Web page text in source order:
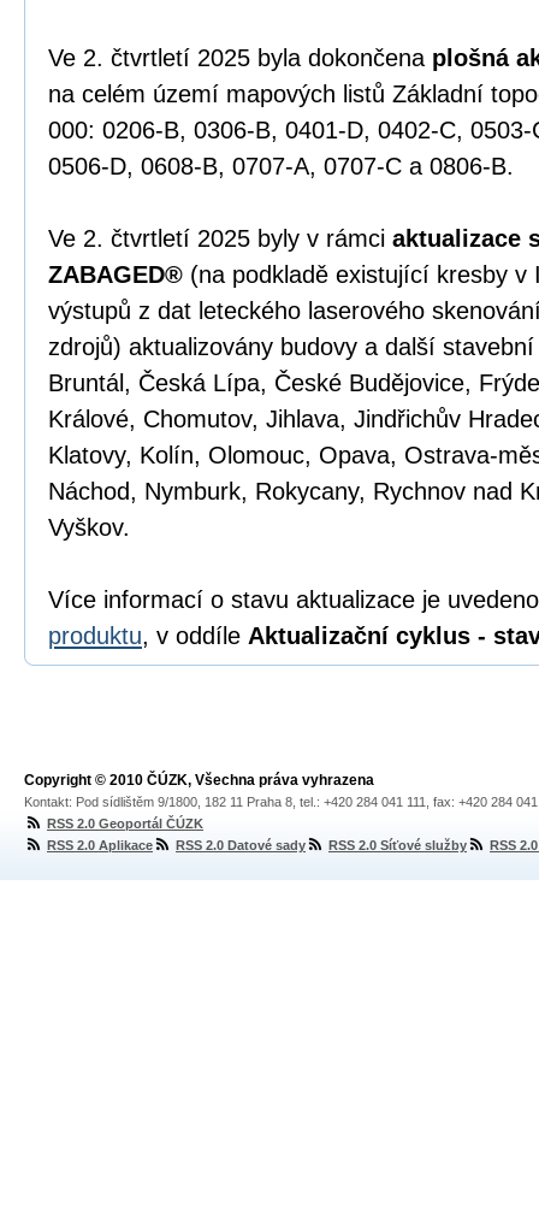
Ve 2. čtvrtletí 2025 byla dokončena plošná
na celém území mapových listů Základní
000: 0206-B, 0306-B, 0401-D, 0402-C,
0506-D, 0608-B, 0707-A, 0707-C a 0806-B.
Ve 2. čtvrtletí 2025 byly v rámci aktualizace
ZABAGED® (na podkladě existující kresby v
výstupů z dat leteckého laserového
zdrojů) aktualizovány budovy a další
Bruntál, Česká Lípa, České Budějovice,
Králové, Chomutov, Jihlava, Jindřichův
Klatovy, Kolín, Olomouc, Opava, Ostrava-
Náchod, Nymburk, Rokycany, Rychnov nad
Vyškov.
Více informací o stavu aktualizace je
produktu, v oddíle Aktualizační cyklus -
Copyright © 2010 ČÚZK, Všechna práva vyhrazena
Kontakt: Pod sídlištěm 9/1800, 182 11 Praha 8, tel.: +420 284 041 111, fax: +420 284
RSS 2.0 Geoportál ČÚZK
RSS 2.0 Aplikace
RSS 2.0 Datové sady RSS 2.0 Síťové služby RSS